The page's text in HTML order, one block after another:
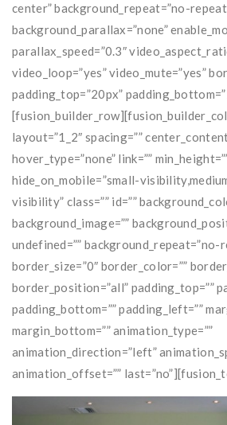
center” background_repeat=”no-
background_parallax=”none”
parallax_speed=”0.3″
video_loop=”yes” video_mute=”yes”
padding_top=”20px”
layout=”1_2″ spacing=””
hover_type=”none” link=””
hide_on_mobile=”small-
visibility” class=”” id=””
background_image=””
undefined=”” background_repeat=”no-
border_size=”0″ border_color=””
border_position=”all” padding_top=””
padding_bottom=”” padding_left=””
margin_bottom=”” animation_type=””
animation_direction=”left”
animation_offset=””